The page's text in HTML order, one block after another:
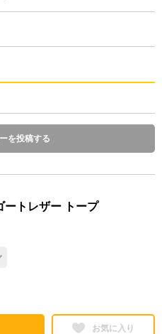
を投稿する
ートレザー トープ
お気に入り